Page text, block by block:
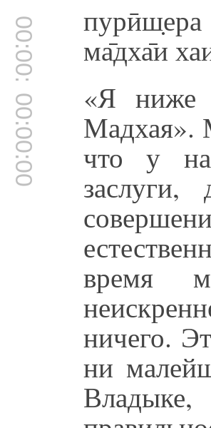
00:00:00 пурӣш̣ера
ма̄дха̄и
00:00:00 «Я ниже
Мадхая».
что у
заслуги,
время
ничего.
ни